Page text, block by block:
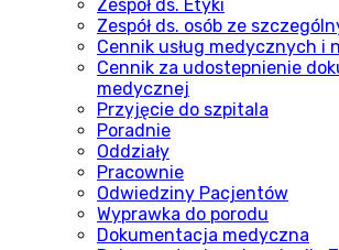
Zespół ds. Etyki
Zespół ds. osób ze
Cennik usług medycznych i
Cennik za udostepnienie
medycznej
Przyjęcie do szpitala
Poradnie
Oddziały
Pracownie
Odwiedziny Pacjentów
Wyprawka do porodu
Dokumentacja medyczna